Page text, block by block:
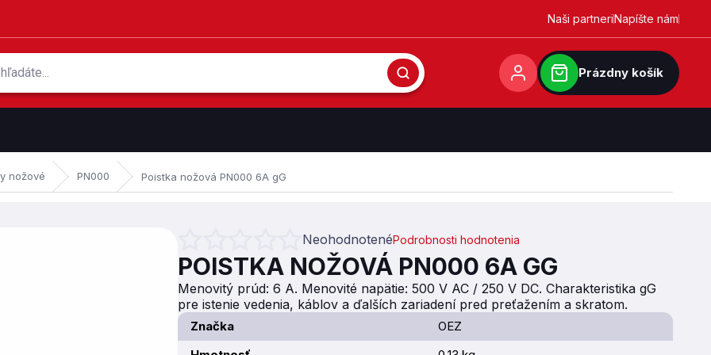
Naši partneriNapíšte nám
Prázdny košík
nožové PN000 Poistka nožová PN000 6A gG
Priemerné hodnotenie produktu je 0,0 z 5 hviezdičiek.
NeohodnotenéPodrobnosti hodnotenia
POISTKA NOŽOVÁ PN000 6A GG
Menovitý prúd: 6 A. Menovité napätie: 500 V AC / 250 V DC. Charakteristika gG
pre istenie vedenia, káblov a ďalších zariadení pred preťažením a skratom.
Značka
OEZ